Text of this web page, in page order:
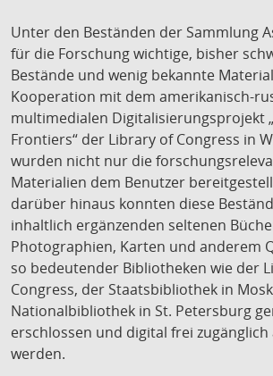
Unter den Beständen der Sammlung
für die Forschung wichtige, bisher
Bestände und wenig bekannte
Kooperation mit dem amerikanisch-
multimedialen Digitalisierungsprojekt
Frontiers“ der Library of Congress in
wurden nicht nur die
Materialien dem Benutzer
darüber hinaus konnten diese
inhaltlich ergänzenden seltenen
Photographien, Karten und anderem
so bedeutender Bibliotheken wie der
Congress, der Staatsbibliothek in
Nationalbibliothek in St. Petersburg
erschlossen und digital frei
werden.